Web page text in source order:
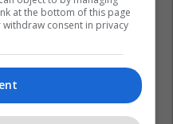
at the bottom of this page
consent in privacy